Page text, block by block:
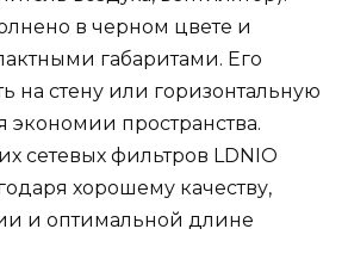
в черном цвете и
габаритами. Его
на стену или горизонтальную
экономии пространства.
сетевых фильтров LDNIO
хорошему качеству,
и оптимальной длине